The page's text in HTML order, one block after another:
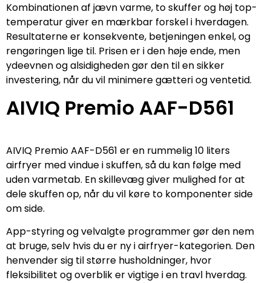
Kombinationen af jævn varme, to skuffer og høj top-
temperatur giver en mærkbar forskel i hverdagen.
Resultaterne er konsekvente, betjeningen enkel, og
rengøringen lige til. Prisen er i den høje ende, men
ydeevnen og alsidigheden gør den til en sikker
investering, når du vil minimere gætteri og ventetid.
AIVIQ Premio AAF-D561
AIVIQ Premio AAF-D561 er en rummelig 10 liters
airfryer med vindue i skuffen, så du kan følge med
uden varmetab. En skillevæg giver mulighed for at
dele skuffen op, når du vil køre to komponenter side
om side.
App-styring og velvalgte programmer gør den nem
at bruge, selv hvis du er ny i airfryer-kategorien. Den
henvender sig til større husholdninger, hvor
fleksibilitet og overblik er vigtige i en travl hverdag.